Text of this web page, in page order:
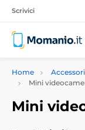
Scrivici
Home Accessori
Mini
Mini